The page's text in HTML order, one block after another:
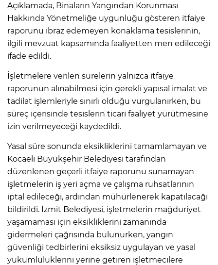
Açıklamada, Binaların Yangından Korunması
Hakkında Yönetmeliğe uygunluğu gösteren itfaiye
raporunu ibraz edemeyen konaklama tesislerinin,
ilgili mevzuat kapsamında faaliyetten men edileceği
ifade edildi.
İşletmelere verilen sürelerin yalnızca itfaiye
raporunun alınabilmesi için gerekli yapısal imalat ve
tadilat işlemleriyle sınırlı olduğu vurgulanırken, bu
süreç içerisinde tesislerin ticari faaliyet yürütmesine
izin verilmeyeceği kaydedildi.
Yasal süre sonunda eksikliklerini tamamlamayan ve
Kocaeli Büyükşehir Belediyesi tarafından
düzenlenen geçerli itfaiye raporunu sunamayan
işletmelerin iş yeri açma ve çalışma ruhsatlarının
iptal edileceği, ardından mühürlenerek kapatılacağı
bildirildi. İzmit Belediyesi, işletmelerin mağduriyet
yaşamaması için eksikliklerini zamanında
gidermeleri çağrısında bulunurken, yangın
güvenliği tedbirlerini eksiksiz uygulayan ve yasal
yükümlülüklerini yerine getiren işletmecilere